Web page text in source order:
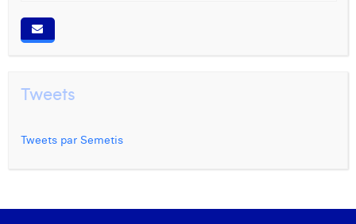
Tweets
Tweets par Semetis